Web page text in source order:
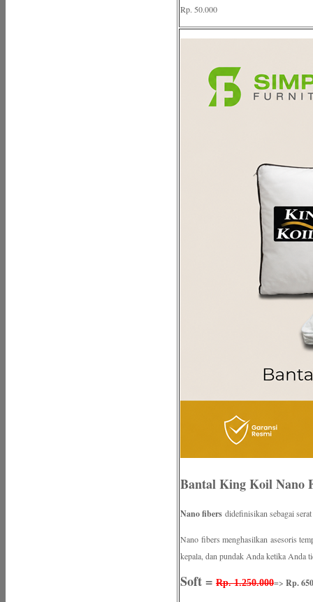
Rp. 50.000
Bantal King Koil Nano
Nano fibers didefinisikan sebagai
Nano fibers menghasilkan asesoris
kepala, dan pundak Anda ketika Anda
Soft = Rp. 1.250.000=> Rp.